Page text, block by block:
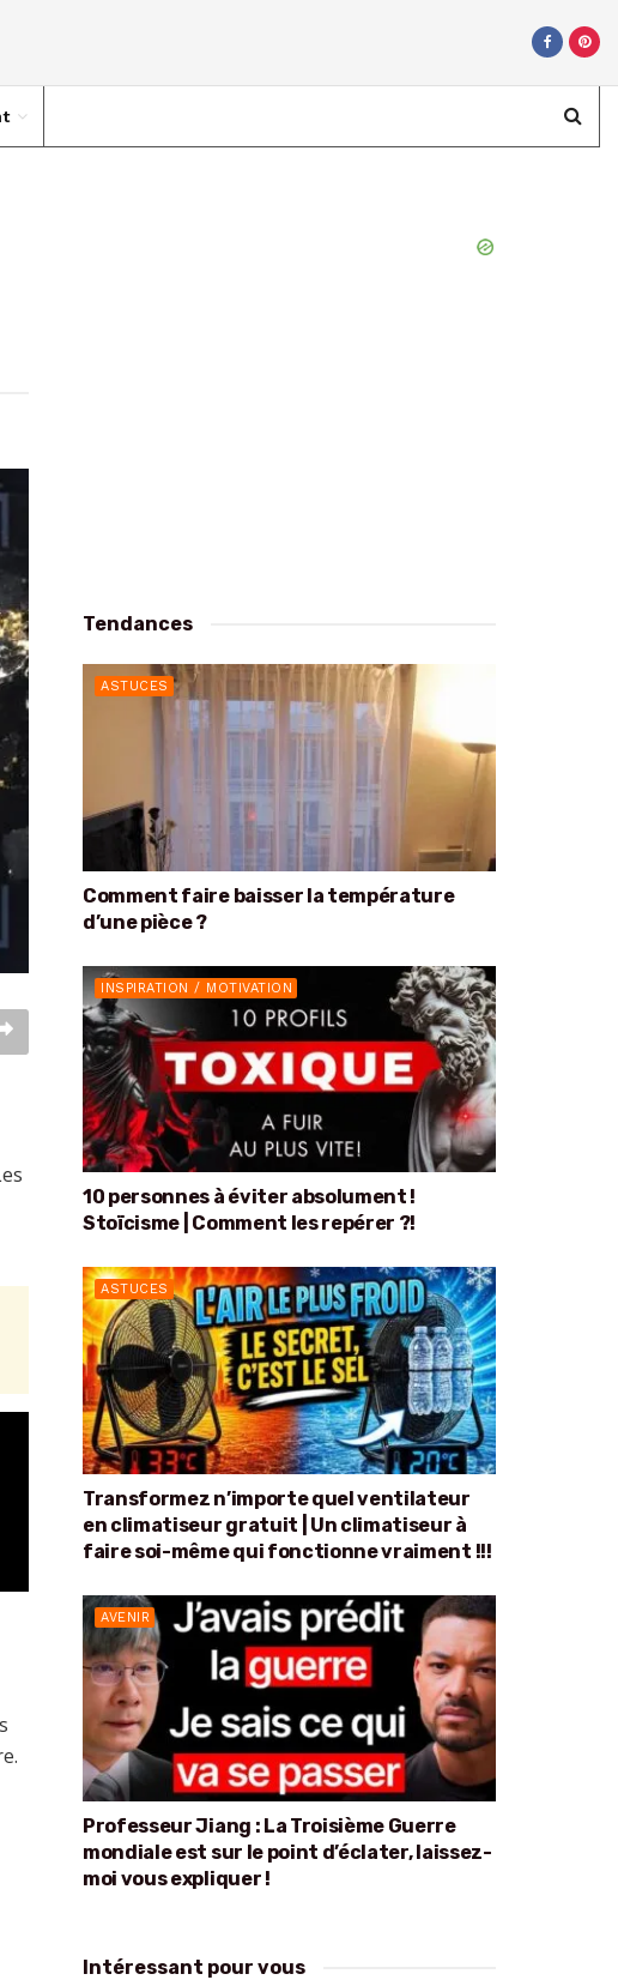
Tendances
ASTUCES
Comment faire baisser la température
d’une pièce ?
INSPIRATION / MOTIVATION
10 personnes à éviter absolument !
Stoïcisme | Comment les repérer ?!
ASTUCES
Transformez n’importe quel ventilateur
en climatiseur gratuit | Un climatiseur à
faire soi-même qui fonctionne vraiment !!!
AVENIR
Professeur Jiang : La Troisième Guerre
mondiale est sur le point d’éclater, laissez-
moi vous expliquer !
Intéressant pour vous